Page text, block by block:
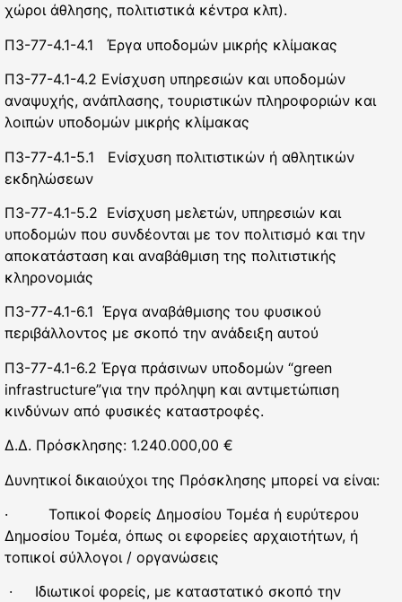
χώροι άθλησης, πολιτιστικά κέντρα κλπ).
Π3-77-4.1-4.1 Έργα υποδομών μικρής κλίμακας
Π3-77-4.1-4.2 Ενίσχυση υπηρεσιών και υποδομών
αναψυχής, ανάπλασης, τουριστικών πληροφοριών και
λοιπών υποδομών μικρής κλίμακας
Π3-77-4.1-5.1 Ενίσχυση πολιτιστικών ή αθλητικών
εκδηλώσεων
Π3-77-4.1-5.2 Ενίσχυση μελετών, υπηρεσιών και
υποδομών που συνδέονται με τον πολιτισμό και την
αποκατάσταση και αναβάθμιση της πολιτιστικής
κληρονομιάς
Π3-77-4.1-6.1 Έργα αναβάθμισης του φυσικού
περιβάλλοντος με σκοπό την ανάδειξη αυτού
Π3-77-4.1-6.2 Έργα πράσινων υποδομών “green
infrastructure”για την πρόληψη και αντιμετώπιση
κινδύνων από φυσικές καταστροφές.
Δ.Δ. Πρόσκλησης: 1.240.000,00 €
Δυνητικοί δικαιούχοι της Πρόσκλησης μπορεί να είναι:
· Τοπικοί Φορείς Δημοσίου Τομέα ή ευρύτερου
Δημοσίου Τομέα, όπως οι εφορείες αρχαιοτήτων, ή
τοπικοί σύλλογοι / οργανώσεις
· Ιδιωτικοί φορείς, με καταστατικό σκοπό την